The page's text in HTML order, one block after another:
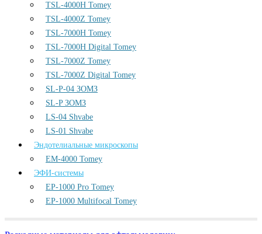
TSL-4000H Tomey
TSL-4000Z Tomey
TSL-7000H Tomey
TSL-7000H Digital Tomey
TSL-7000Z Tomey
TSL-7000Z Digital Tomey
SL-P-04 ЗОМЗ
SL-P ЗОМЗ
LS-04 Shvabe
LS-01 Shvabe
Эндотелиальные микроскопы
EM-4000 Tomey
ЭФИ-системы
EP-1000 Pro Tomey
EP-1000 Multifocal Tomey